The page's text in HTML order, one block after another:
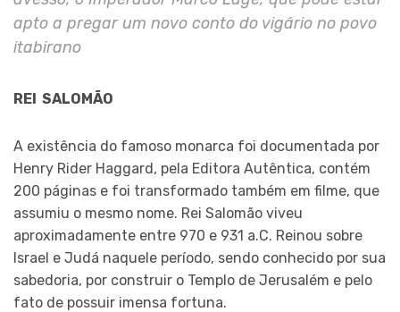
apto a pregar um novo conto do vigário no povo
itabirano
REI SALOMÃO
A existência do famoso monarca foi documentada por
Henry Rider Haggard, pela Editora Autêntica, contém
200 páginas e foi transformado também em filme, que
assumiu o mesmo nome. Rei Salomão viveu
aproximadamente entre 970 e 931 a.C. Reinou sobre
Israel e Judá naquele período, sendo conhecido por sua
sabedoria, por construir o Templo de Jerusalém e pelo
fato de possuir imensa fortuna.